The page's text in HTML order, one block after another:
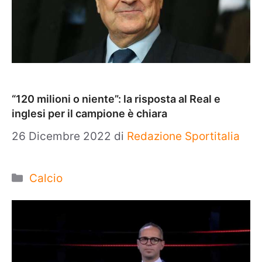
“120 milioni o niente”: la risposta al Real e
inglesi per il campione è chiara
26 Dicembre 2022 di Redazione Sportitalia
Categorie
Calcio